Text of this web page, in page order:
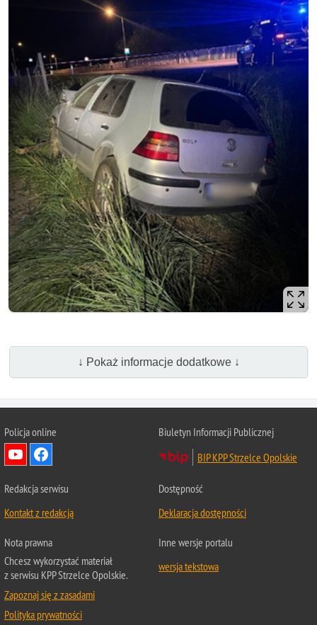
↓ Pokaż informacje dodatkowe ↓
Policja online
Biuletyn Informacji Publicznej
BIP KPP Strzelce Opolskie
Redakcja serwisu
Kontakt z redakcją
Dostępność
Deklaracja dostępności
Nota prawna
Chcesz wykorzystać materiał
z serwisu KPP Strzelce Opolskie.
Zapoznaj się z zasadami
Polityka prywatności
Inne wersje portalu
wersja tekstowa